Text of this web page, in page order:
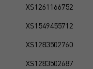
XS1261166752
XS1549455712
XS1283502760
XS1283502687